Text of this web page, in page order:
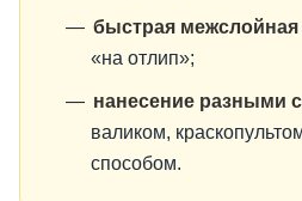
быстрая межслойная
«на отлип»;
нанесение разными
валиком,
способом.